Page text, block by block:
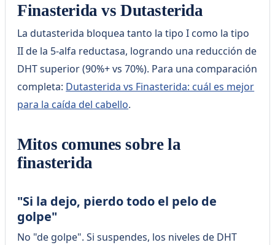
Finasterida vs Dutasterida
La dutasterida bloquea tanto la tipo I como la tipo
II de la 5-alfa reductasa, logrando una reducción de
DHT superior (90%+ vs 70%). Para una comparación
completa: Dutasterida vs Finasterida: cuál es mejor
para la caída del cabello.
Mitos comunes sobre la
finasterida
"Si la dejo, pierdo todo el pelo de
golpe"
No "de golpe". Si suspendes, los niveles de DHT